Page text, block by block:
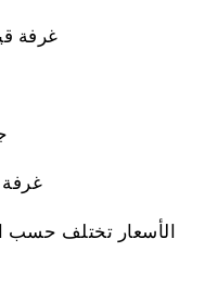
غرفة
غرفة
الأسعار تختلف حسب